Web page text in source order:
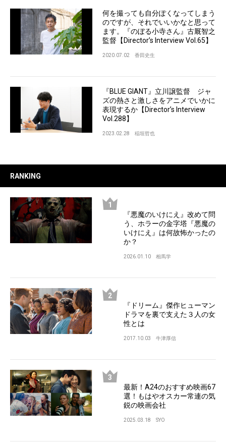
何を撮っても自分ぽくなってしまう
のですが、それでいいかなと思って
ます。『のぼる小寺さん』古厩智之
監督【Director’s Interview Vol.65】
2020.07.02 香田史生
『BLUE GIANT』立川譲監督 ジャ
ズの熱さと激しさをアニメでいかに
表現するか【Director’s Interview
Vol.288】
2023.02.28 稲垣哲也
RANKING
『悪魔のいけにえ』改めて問
う、ホラーの金字塔『悪魔の
いけにえ』は何故怖かったの
か？
2026.01.10 相馬学
『ドリーム』傑作ヒューマン
ドラマを裏で支えた３人の女
性とは
2017.10.03 牛津厚信
最新！A24のおすすめ映画67
選！もはやオスカー常連の気
鋭の映画会社
2025.03.18 SYO